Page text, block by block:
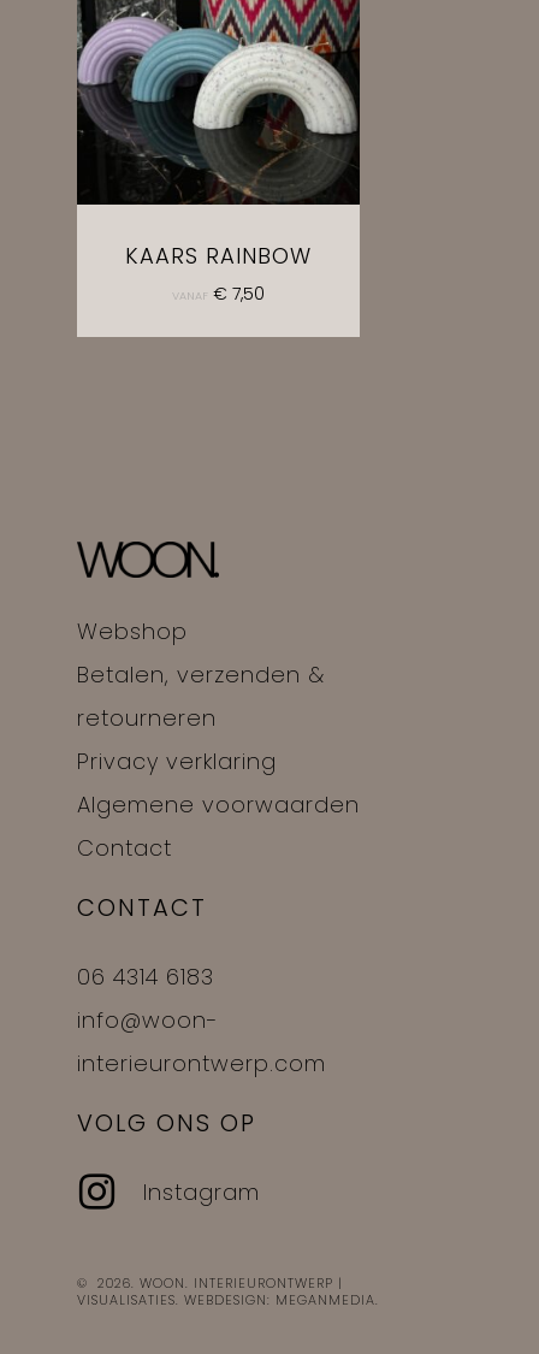
Subtotal:
VIEW CART
KAARS RAINBOW
VANAF € 7,50
Webshop
Betalen, verzenden &
retourneren
Privacy verklaring
Algemene voorwaarden
Contact
CONTACT
06 4314 6183
info@woon-
interieurontwerp.com
VOLG ONS OP
Instagram
© 2026. WOON. INTERIEURONTWERP |
VISUALISATIES. WEBDESIGN: MEGANMEDIA.